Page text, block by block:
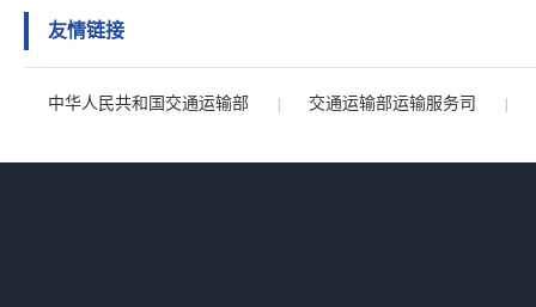
友情链接
中华人民共和国交通运输部 交通运输部运输服务司